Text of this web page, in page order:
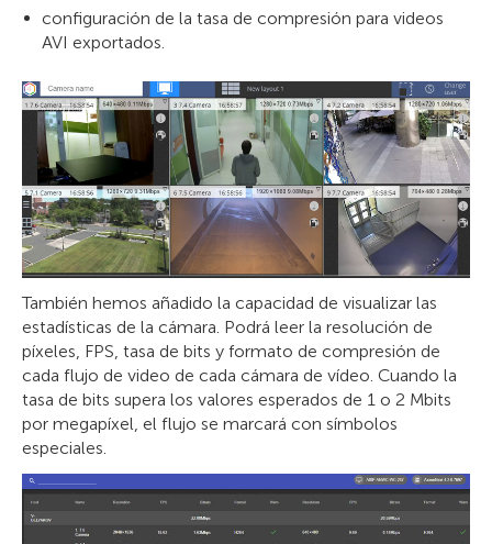
configuración de la tasa de compresión para videos
AVI exportados.
También hemos añadido la capacidad de visualizar las
estadísticas de la cámara. Podrá leer la resolución de
píxeles, FPS, tasa de bits y formato de compresión de
cada flujo de video de cada cámara de vídeo. Cuando la
tasa de bits supera los valores esperados de 1 o 2 Mbits
por megapíxel, el flujo se marcará con símbolos
especiales.